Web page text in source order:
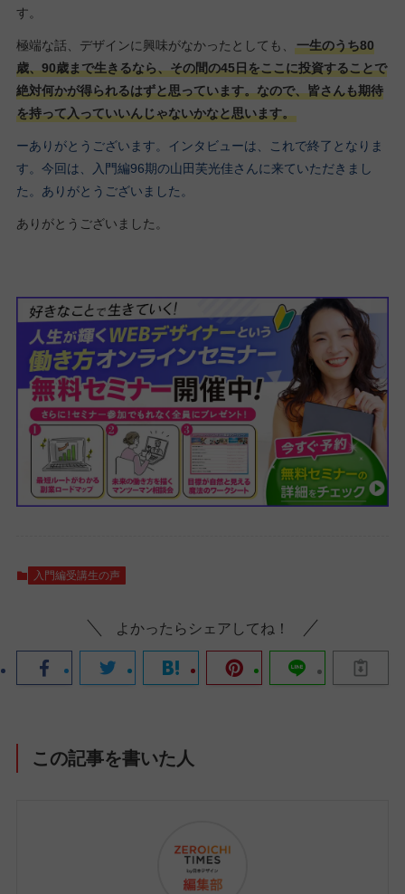
す。
極端な話、デザインに興味がなかったとしても、
一生のうち80
歳、90歳まで生きるなら、その間の45日をここに投資することで
絶対何かが得られるはずと思っています。なので、皆さんも期待
を持って入っていいんじゃないかなと思います。
ーありがとうございます。インタビューは、これで終了となりま
す。今回は、入門編96期の山田芙光佳さんに来ていただきまし
た。ありがとうございました。
ありがとうございました。
入門編受講生の声
よかったらシェアしてね！
この記事を書いた人